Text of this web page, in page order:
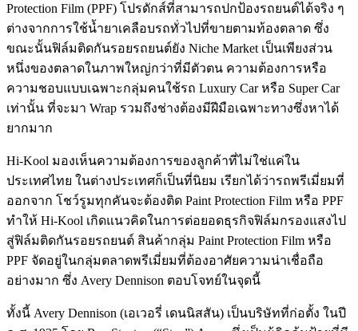
Protection Film (PPF) โปรดักส์ที่สามารถปกป้องรถยนต์ได้จริง ๆ
ต่างจากการใช้น้ำยาเคลือบรถทั่วไปที่ขายตามท้องตลาด ซึ่ง
ขณะนั้นฟิล์มติดกันรอยรถยนต์ยัง Niche Market เป็นเพียงส่วน
หนึ่งของตลาดในภาพใหญ่กว่าที่มีตัวตน ความต้องการหรือ
ความชอบแบบเฉพาะกลุ่มคนใช้รถ Luxury Car หรือ Super Car
เท่านั้น ที่จะมา Wrap รวมถึงช่างต้องมีฝีมือเฉพาะทางซึ่งหาได้
ยากมาก
Hi-Kool มองเห็นความต้องการของลูกค้าที่ไม่ใช่แค่ใน
ประเทศไทย ในต่างประเทศก็เป็นที่นิยม เรียกได้ว่ารถพรีเมี่ยมที่
ออกจาก โชว์รูมทุกคันจะต้องติด Paint Protection Film หรือ PPF
ทำให้ Hi-Kool เกิดแนวคิดในการต่อยอดธุรกิจฟิล์มกรองแสงไป
สู่ฟิล์มติดกันรอยรถยนต์ สินค้ากลุ่ม Paint Protection Film หรือ
PPF จัดอยู่ในกลุ่มตลาดพรีเมี่ยมที่ต้องอาศัยความน่าเชื่อถือ
อย่างมาก ซึ่ง Avery Dennison ตอบโจทย์ในจุดนี้
ทั้งนี้ Avery Dennison (เอเวอรี่ เดนนิสสัน) เป็นบริษัทที่ก่อตั้ง ในปี